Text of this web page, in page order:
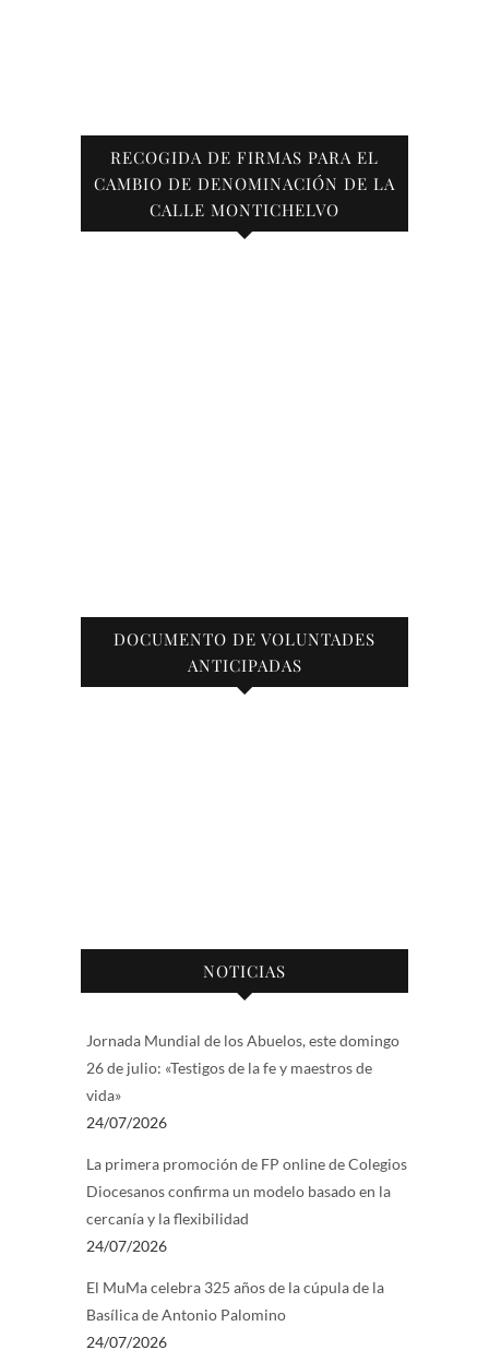
RECOGIDA DE FIRMAS PARA EL
CAMBIO DE DENOMINACIÓN DE LA
CALLE MONTICHELVO
DOCUMENTO DE VOLUNTADES
ANTICIPADAS
NOTICIAS
Jornada Mundial de los Abuelos, este domingo
26 de julio: «Testigos de la fe y maestros de
vida»
24/07/2026
La primera promoción de FP online de Colegios
Diocesanos confirma un modelo basado en la
cercanía y la flexibilidad
24/07/2026
El MuMa celebra 325 años de la cúpula de la
Basílica de Antonio Palomino
24/07/2026